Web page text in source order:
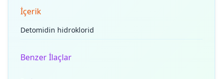
İçerik
Detomidin hidroklorid
Benzer İlaçlar